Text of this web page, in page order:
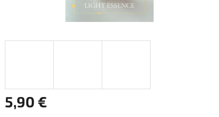
5,90 €